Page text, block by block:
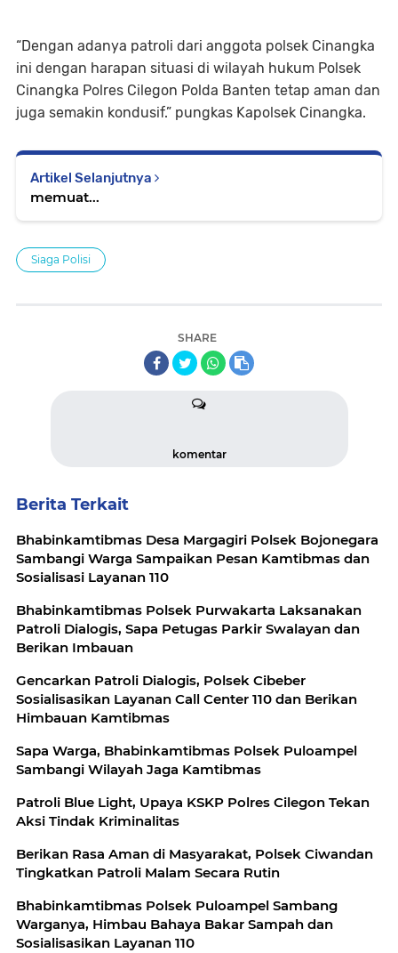
“Dengan adanya patroli dari anggota polsek Cinangka
ini dengan harapan situasi di wilayah hukum Polsek
Cinangka Polres Cilegon Polda Banten tetap aman dan
juga semakin kondusif.” pungkas Kapolsek Cinangka.
Artikel Selanjutnya
memuat...
Siaga Polisi
SHARE
komentar
Berita Terkait
Bhabinkamtibmas Desa Margagiri Polsek Bojonegara
Sambangi Warga Sampaikan Pesan Kamtibmas dan
Sosialisasi Layanan 110
Bhabinkamtibmas Polsek Purwakarta Laksanakan
Patroli Dialogis, Sapa Petugas Parkir Swalayan dan
Berikan Imbauan
Gencarkan Patroli Dialogis, Polsek Cibeber
Sosialisasikan Layanan Call Center 110 dan Berikan
Himbauan Kamtibmas
Sapa Warga, Bhabinkamtibmas Polsek Puloampel
Sambangi Wilayah Jaga Kamtibmas
Patroli Blue Light, Upaya KSKP Polres Cilegon Tekan
Aksi Tindak Kriminalitas
Berikan Rasa Aman di Masyarakat, Polsek Ciwandan
Tingkatkan Patroli Malam Secara Rutin
Bhabinkamtibmas Polsek Puloampel Sambang
Warganya, Himbau Bahaya Bakar Sampah dan
Sosialisasikan Layanan 110